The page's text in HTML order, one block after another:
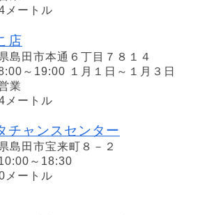
メートル
店
島田市本通６丁目７８１４
～19:00 １月１日～１月３日
業
メートル
チャンスセンター
島田市宝来町８－２
～18:30
メートル